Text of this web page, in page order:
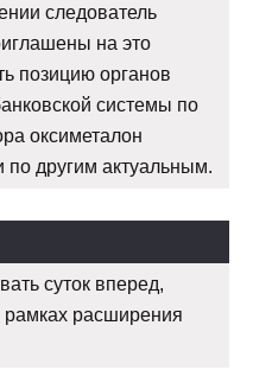
следователь
на это
позицию органов
системы по
оксиметалон
другим актуальным.
суток вперед,
рамках расширения